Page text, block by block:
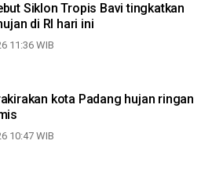
Siklon Tropis Bavi tingkatkan
di RI hari ini
11:36 WIB
kota Padang hujan ringan
10:47 WIB